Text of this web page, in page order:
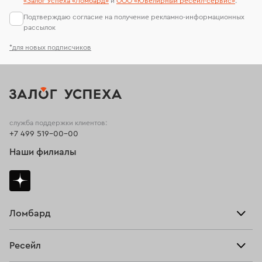
*для новых подписчиков
Подтверждаю согласие на получение рекламно-информационных
рассылок
Ломбард
Ресейл
служба поддержки клиентов:
+7 499 519-00-00
Наши филиалы